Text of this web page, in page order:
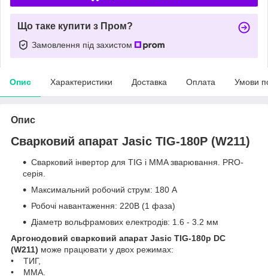
Що таке купити з Пром?
Замовлення під захистом
Опис Характеристики Доставка Оплата Умови
Опис
Сварковий апарат Jasic TIG-180P (W211)
Сварковий інвертор для TIG і MMA зварювання. PRO-
серія.
Максимальний робочий струм: 180 А
Робочі навантаження: 220В (1 фаза)
Діаметр вольфрамових електродів: 1.6 - 3.2 мм
Аргонодовий сварковий апарат Jasic TIG-180p DC
(W211) може працювати у двох режимах:
• ТИГ,
• ММА.